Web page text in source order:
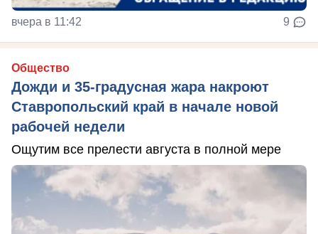
вчера в 11:42 9
Общество
Дожди и 35-градусная жара накроют
Ставропольский край в начале новой
рабочей недели
Ощутим все прелести августа в полной мере